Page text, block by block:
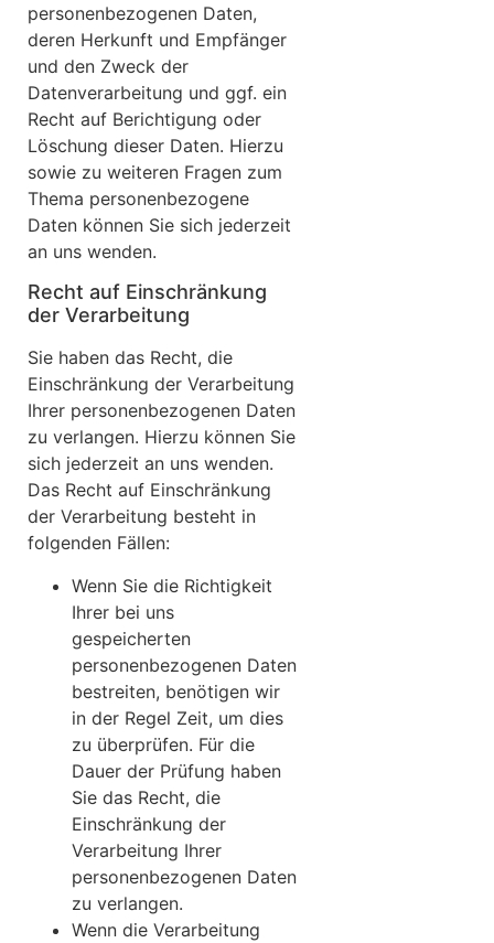
personenbezogenen Daten,
deren Herkunft und Empfänger
und den Zweck der
Datenverarbeitung und ggf. ein
Recht auf Berichtigung oder
Löschung dieser Daten. Hierzu
sowie zu weiteren Fragen zum
Thema personenbezogene
Daten können Sie sich jederzeit
an uns wenden.
Recht auf Einschränkung
der Verarbeitung
Sie haben das Recht, die
Einschränkung der Verarbeitung
Ihrer personenbezogenen Daten
zu verlangen. Hierzu können Sie
sich jederzeit an uns wenden.
Das Recht auf Einschränkung
der Verarbeitung besteht in
folgenden Fällen:
Wenn Sie die Richtigkeit
Ihrer bei uns
gespeicherten
personenbezogenen Daten
bestreiten, benötigen wir
in der Regel Zeit, um dies
zu überprüfen. Für die
Dauer der Prüfung haben
Sie das Recht, die
Einschränkung der
Verarbeitung Ihrer
personenbezogenen Daten
zu verlangen.
Wenn die Verarbeitung